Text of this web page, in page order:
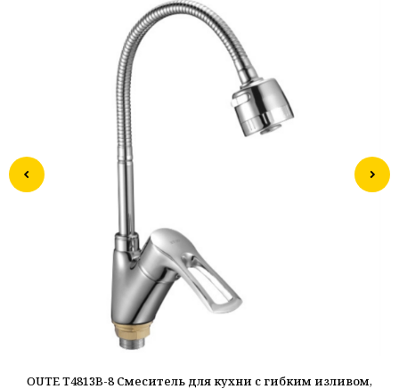
OUTE T4813B-8 Смеситель для кухни с гибким изливом,